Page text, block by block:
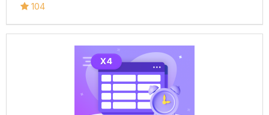
104